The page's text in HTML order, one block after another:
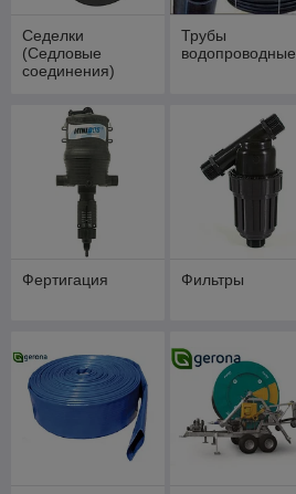
Седелки
(Седловые
соединения)
Трубы
водопроводные
Фертигация Фильтры